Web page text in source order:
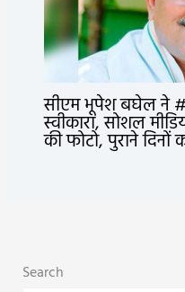
सीएम भूपेश बघेल ने
स्वीकारा, सोशल
की फोटो, पुराने
Search